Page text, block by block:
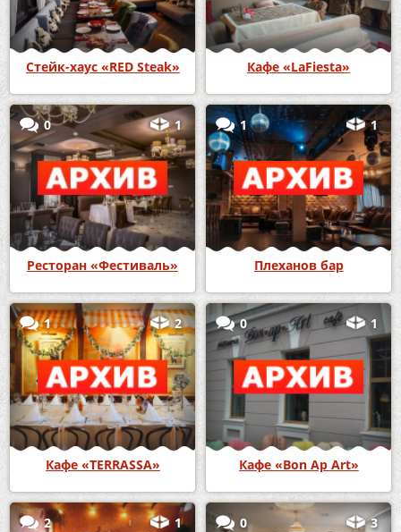
Стейк-хаус «RED Steak» Кафе «LaFiesta»
0 1
Ресторан «Фестиваль»
1 1
Плеханов бар
1 2
Кафе «TERRASSA»
0 1
Кафе «Bon Ap Art»
2 1 0 3